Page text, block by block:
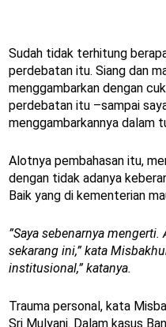
Sudah tidak terhitung
perdebatan itu. Siang dan
menggambarkan dengan
perdebatan itu –sampai
menggambarkannya dalam
Alotnya pembahasan itu,
dengan tidak adanya
Baik yang di kementerian
”Saya sebenarnya
sekarang ini,” kata
institusional,” katanya.
Trauma personal, kata
Sri Mulyani. Dalam kasus